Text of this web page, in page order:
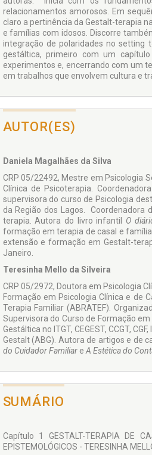
relacionamentos amorosos. Em
claro a pertinência da Gestalt-terapia
e famílias com idosos. Discorre
integração de polaridades no setting
gestáltica, primeiro com um
experimentos e, encerrando com um
em trabalhos que envolvem cultura e
AUTOR(ES)
Daniela Magalhães da Silva
CRP 05/22492, Mestre em Psicologia
Clínica de Psicoterapia.
supervisora do curso de Psicologia
da Região dos Lagos. Coordenadora
terapia. Autora do livro infantil O
formação em terapia de casal e
extensão e formação em Gestalt-
Janeiro.
Teresinha Mello da Silveira
CRP 05/2972, Doutora em Psicologia
Formação em Psicologia Clínica e de
Terapia Familiar (ABRATEF).
Supervisora do Curso de Formação
Gestáltica no ITGT, CEGEST, CCGT,
Gestalt (ABG). Autora de artigos e de
do Cuidador Familiar eA Estética do
SUMÁRIO
Capítulo 1 GESTALT-TERAPIA DE
EPISTEMOLÓGICOS - TERESINHA